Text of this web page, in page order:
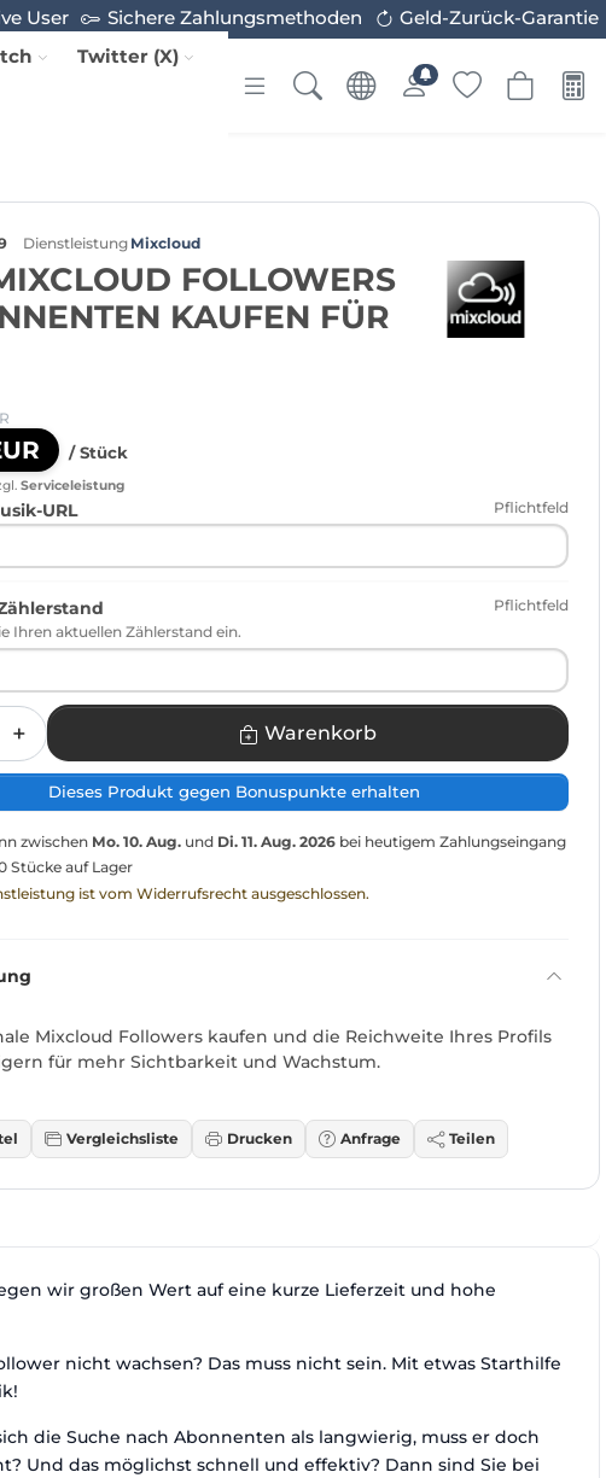
User Sichere Zahlungsmethoden
Geld-Zurück-Garantie
Twitter (X)
Dienstleistung Mixcloud
FOLLOWERS
KAUFEN FÜR
/ Stück
Serviceleistung
URL Pflichtfeld
Pflichtfeld
Ihren aktuellen Zählerstand ein.
Warenkorb
Dieses Produkt gegen Bonuspunkte erhalten
zwischen Mo. 10. Aug. und Di. 11. Aug. 2026 bei heutigem Zahlungseingang
Stücke auf Lager
ist vom Widerrufsrecht ausgeschlossen.
Mixcloud Followers kaufen und die Reichweite Ihres Profils
für mehr Sichtbarkeit und Wachstum.
Vergleichsliste Drucken Anfrage Teilen
wir großen Wert auf eine kurze Lieferzeit und hohe
nicht wachsen? Das muss nicht sein. Mit etwas Starthilfe
die Suche nach Abonnenten als langwierig, muss er doch
Und das möglichst schnell und effektiv? Dann sind Sie bei